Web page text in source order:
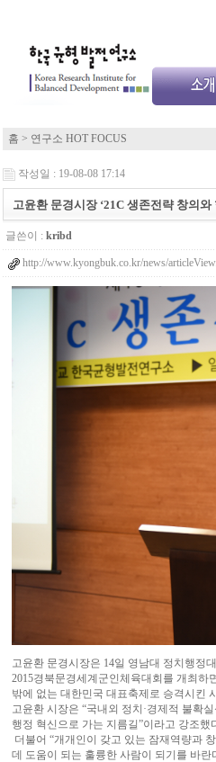
홈 > 연구소 HOT FOCUS
작성일 : 19-08-08 17:14
고윤환 문경시장 ‘21C 생존전략 창의와
글쓴이 : kribd
http://www.kyongbuk.co.kr/news/
고윤환 문경시장은 14일 영남대 정치행정
2015경북문경세계군인체육대회를 개최하
밖에 없는 대한민국 대표축제로 승격시킨
고윤환 시장은 “국내외 정치·경제적 불확
행정 혁신으로 가는 지름길”이라고 강조했
더불어 “개개인이 갖고 있는 잠재역량과
데 도움이 되는 훌륭한 사람이 되기를 바란